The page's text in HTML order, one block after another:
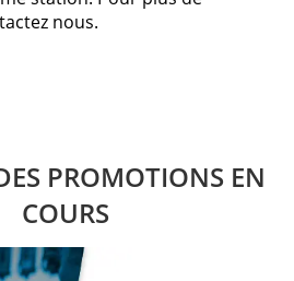
nous.
PROMOTIONS EN
COURS